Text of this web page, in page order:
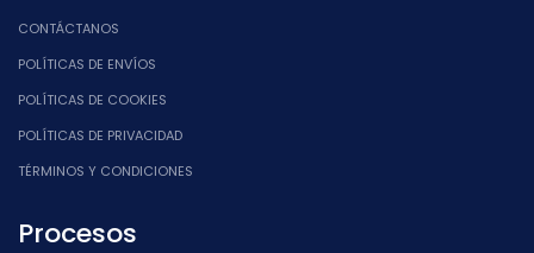
CONTÁCTANOS
POLÍTICAS DE ENVÍOS
POLÍTICAS DE COOKIES
POLÍTICAS DE PRIVACIDAD
TÉRMINOS Y CONDICIONES
Procesos